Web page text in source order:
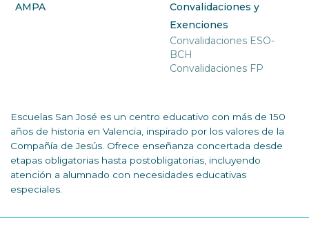
AMPA
Convalidaciones y
Exenciones
Convalidaciones ESO-
BCH
Convalidaciones FP
Escuelas San José es un centro educativo con más de 150
años de historia en Valencia, inspirado por los valores de la
Compañía de Jesús. Ofrece enseñanza concertada desde
etapas obligatorias hasta postobligatorias, incluyendo
atención a alumnado con necesidades educativas
especiales.